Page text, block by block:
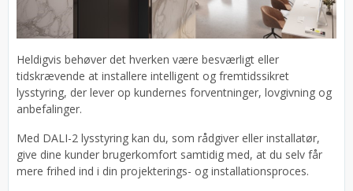
Heldigvis behøver det hverken være besværligt eller
tidskrævende at installere intelligent og fremtidssikret
lysstyring, der lever op kundernes forventninger, lovgivning og
anbefalinger.
Med DALI-2 lysstyring kan du, som rådgiver eller installatør,
give dine kunder brugerkomfort samtidig med, at du selv får
mere frihed ind i din projekterings- og installationsproces.